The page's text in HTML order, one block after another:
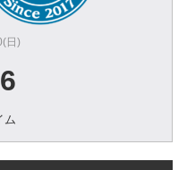
日)
6
ム